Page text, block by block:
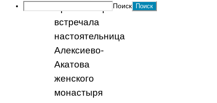
встречала
настоятельница
Алексиево-
Акатова
женского
монастыря
Поиск